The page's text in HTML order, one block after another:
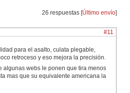
26 respuestas [Último envío]
#11
para el asalto, culata plegable,
retroceso y eso mejora la precisión.
algunas webs le ponen que tira menos
mas que su equivalente americana la